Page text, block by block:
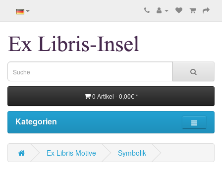
0 Artikel - 0,00€ *
Kategorien
Ex Libris Motive Symbolik